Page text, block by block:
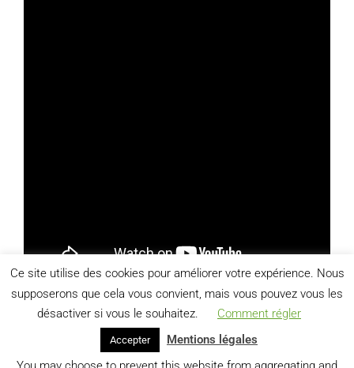
Ce site utilise des cookies pour améliorer votre expérience. Nous
supposerons que cela vous convient, mais vous pouvez vous les
désactiver si vous le souhaitez.
Comment régler
Accepter
Mentions légales